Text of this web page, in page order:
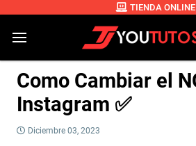
TIENDA ONLINE
Como Cambiar el
Instagram ✅
Diciembre 03, 2023